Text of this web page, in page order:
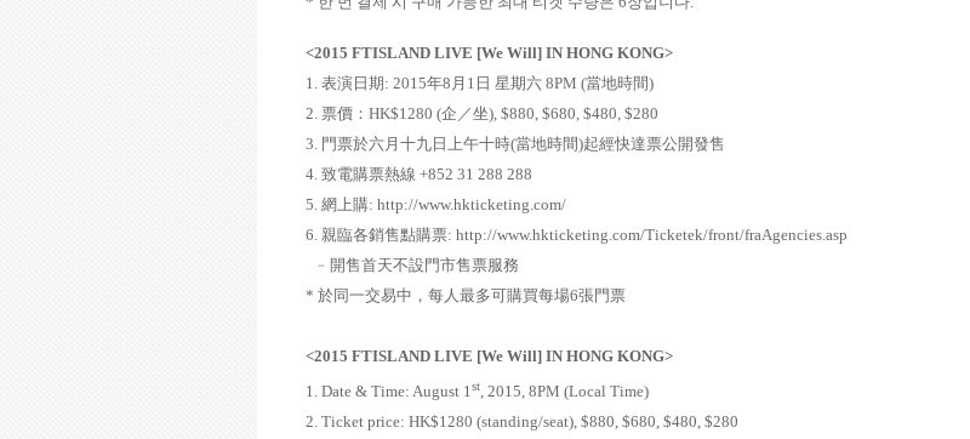
<2015 FTISLAND LIVE [We Will] IN HONG KONG>
1. 表演日期: 2015年8 月 1 日 星期六 8PM (當地時間)
2. 票價： HK$1280 (企／坐), $880, $680, $480, $280
3. 門票於六月十九日上午十時(當地時間)起經快達票公開發售
4. 致電購票熱線 +852 31 288 288
5. 網上購: http://www.hkticketing.com/
6. 親臨各銷售點購票: http://www.hkticketing.com/Ticketek/front/fraAgencies.asp
﹣開售首天不設門市售票服務
* 於同一交易中，每人最多可購買每場6張門票
<2015 FTISLAND LIVE [We Will] IN HONG KONG>
1. Date & Time: August 1st, 2015, 8PM (Local Time)
2. Ticket price: HK$1280 (standing/seat), $880, $680, $480, $280